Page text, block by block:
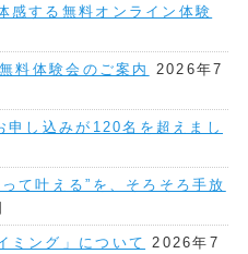
感する無料オンライン体験
料体験会のご案内
2026年7
申し込みが120名を超えまし
て叶える”を、そろそろ手放
ミング」について
2026年7